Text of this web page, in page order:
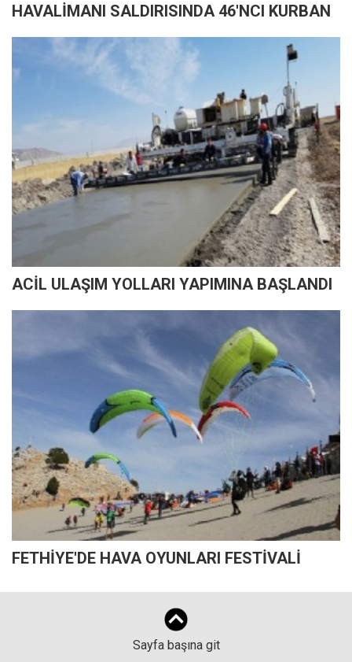
HAVALİMANI SALDIRISINDA 46'NCI KURBAN
ACİL ULAŞIM YOLLARI YAPIMINA BAŞLANDI
FETHİYE'DE HAVA OYUNLARI FESTİVALİ
Sayfa başına git